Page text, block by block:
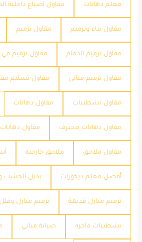
معلم دهانات مقاول اصباغ داخلية
مقاول بناء وترميم مقاول ترميم
مقاول ترميم الدمام مقاول ترميم في
مقاول ترميم مباني مقاول تسليم
مقاول تشطيبات مقاول دهانات
مقاول دهانات محترف مقاول
مقاول ملاحق ملاحق خارجية
​أفضل معلم ديكورات ​بديل الخشب
​ترميم منازل قديمة ​ترميم منازل وفلل
​تشطيبات فاخرة ​صيانة مباني